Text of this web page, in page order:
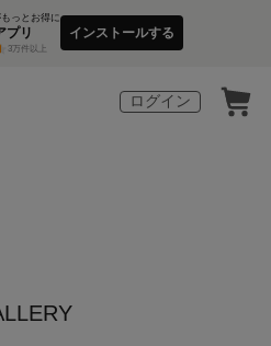
っとお得に
プリ
3万件以上
インストールする
ログイン